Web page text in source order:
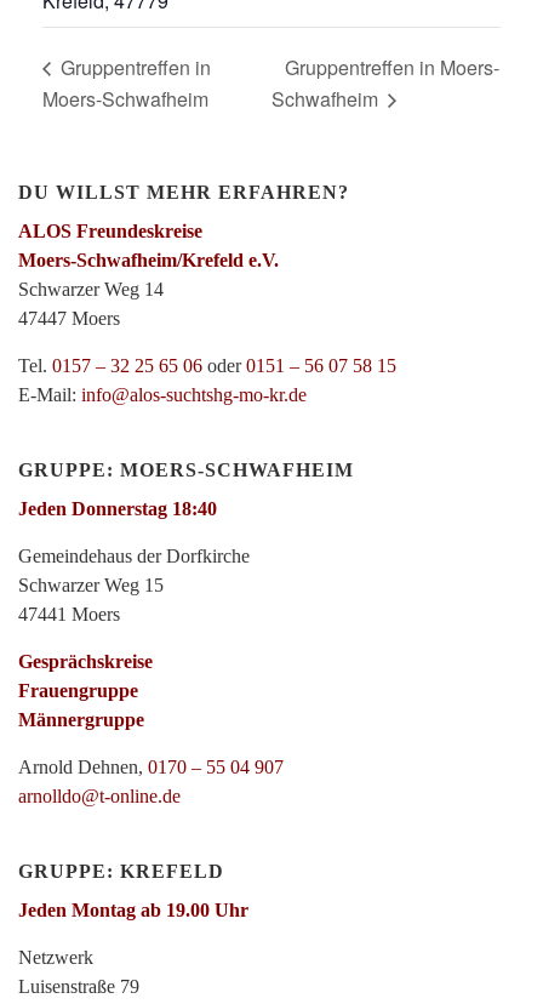
Gruppentreffen in
Moers-Schwafheim
Gruppentreffen in Moers-
Schwafheim
DU WILLST MEHR ERFAHREN?
ALOS Freundeskreise
Moers-Schwafheim/Krefeld e.V.
Schwarzer Weg 14
47447 Moers
Tel. 0157 – 32 25 65 06 oder0151 – 56 07 58 15
E-Mail: info@alos-suchtshg-mo-kr.de
GRUPPE: MOERS-SCHWAFHEIM
Jeden Donnerstag 18:40
Gemeindehaus der Dorfkirche
Schwarzer Weg 15
47441 Moers
Gesprächskreise
Frauengruppe
Männergruppe
Arnold Dehnen, 0170 – 55 04 907
arnolldo@t-online.de
GRUPPE: KREFELD
Jeden Montag ab 19.00 Uhr
Netzwerk
Luisenstraße 79